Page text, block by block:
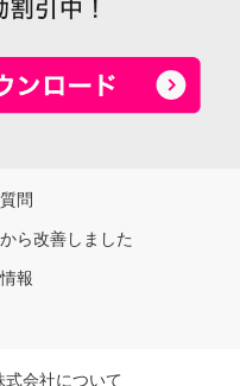
問
ら改善しました
報
式会社について